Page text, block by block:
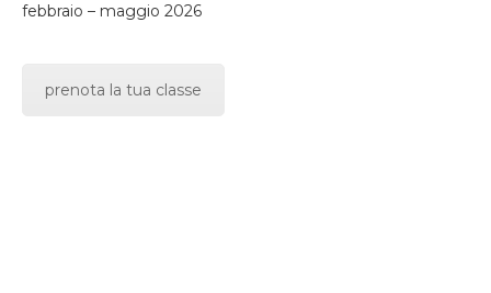
febbraio – maggio 2026
prenota la tua classe